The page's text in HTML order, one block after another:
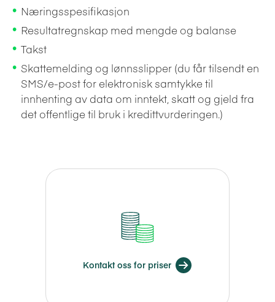
Næringsspesifikasjon
Resultatregnskap med mengde og balanse
Takst
Skattemelding og lønnsslipper (du får tilsendt en
SMS/e-post for elektronisk samtykke til
innhenting av data om inntekt, skatt og gjeld fra
det offentlige til bruk i kredittvurderingen.)
Kontakt oss for priser